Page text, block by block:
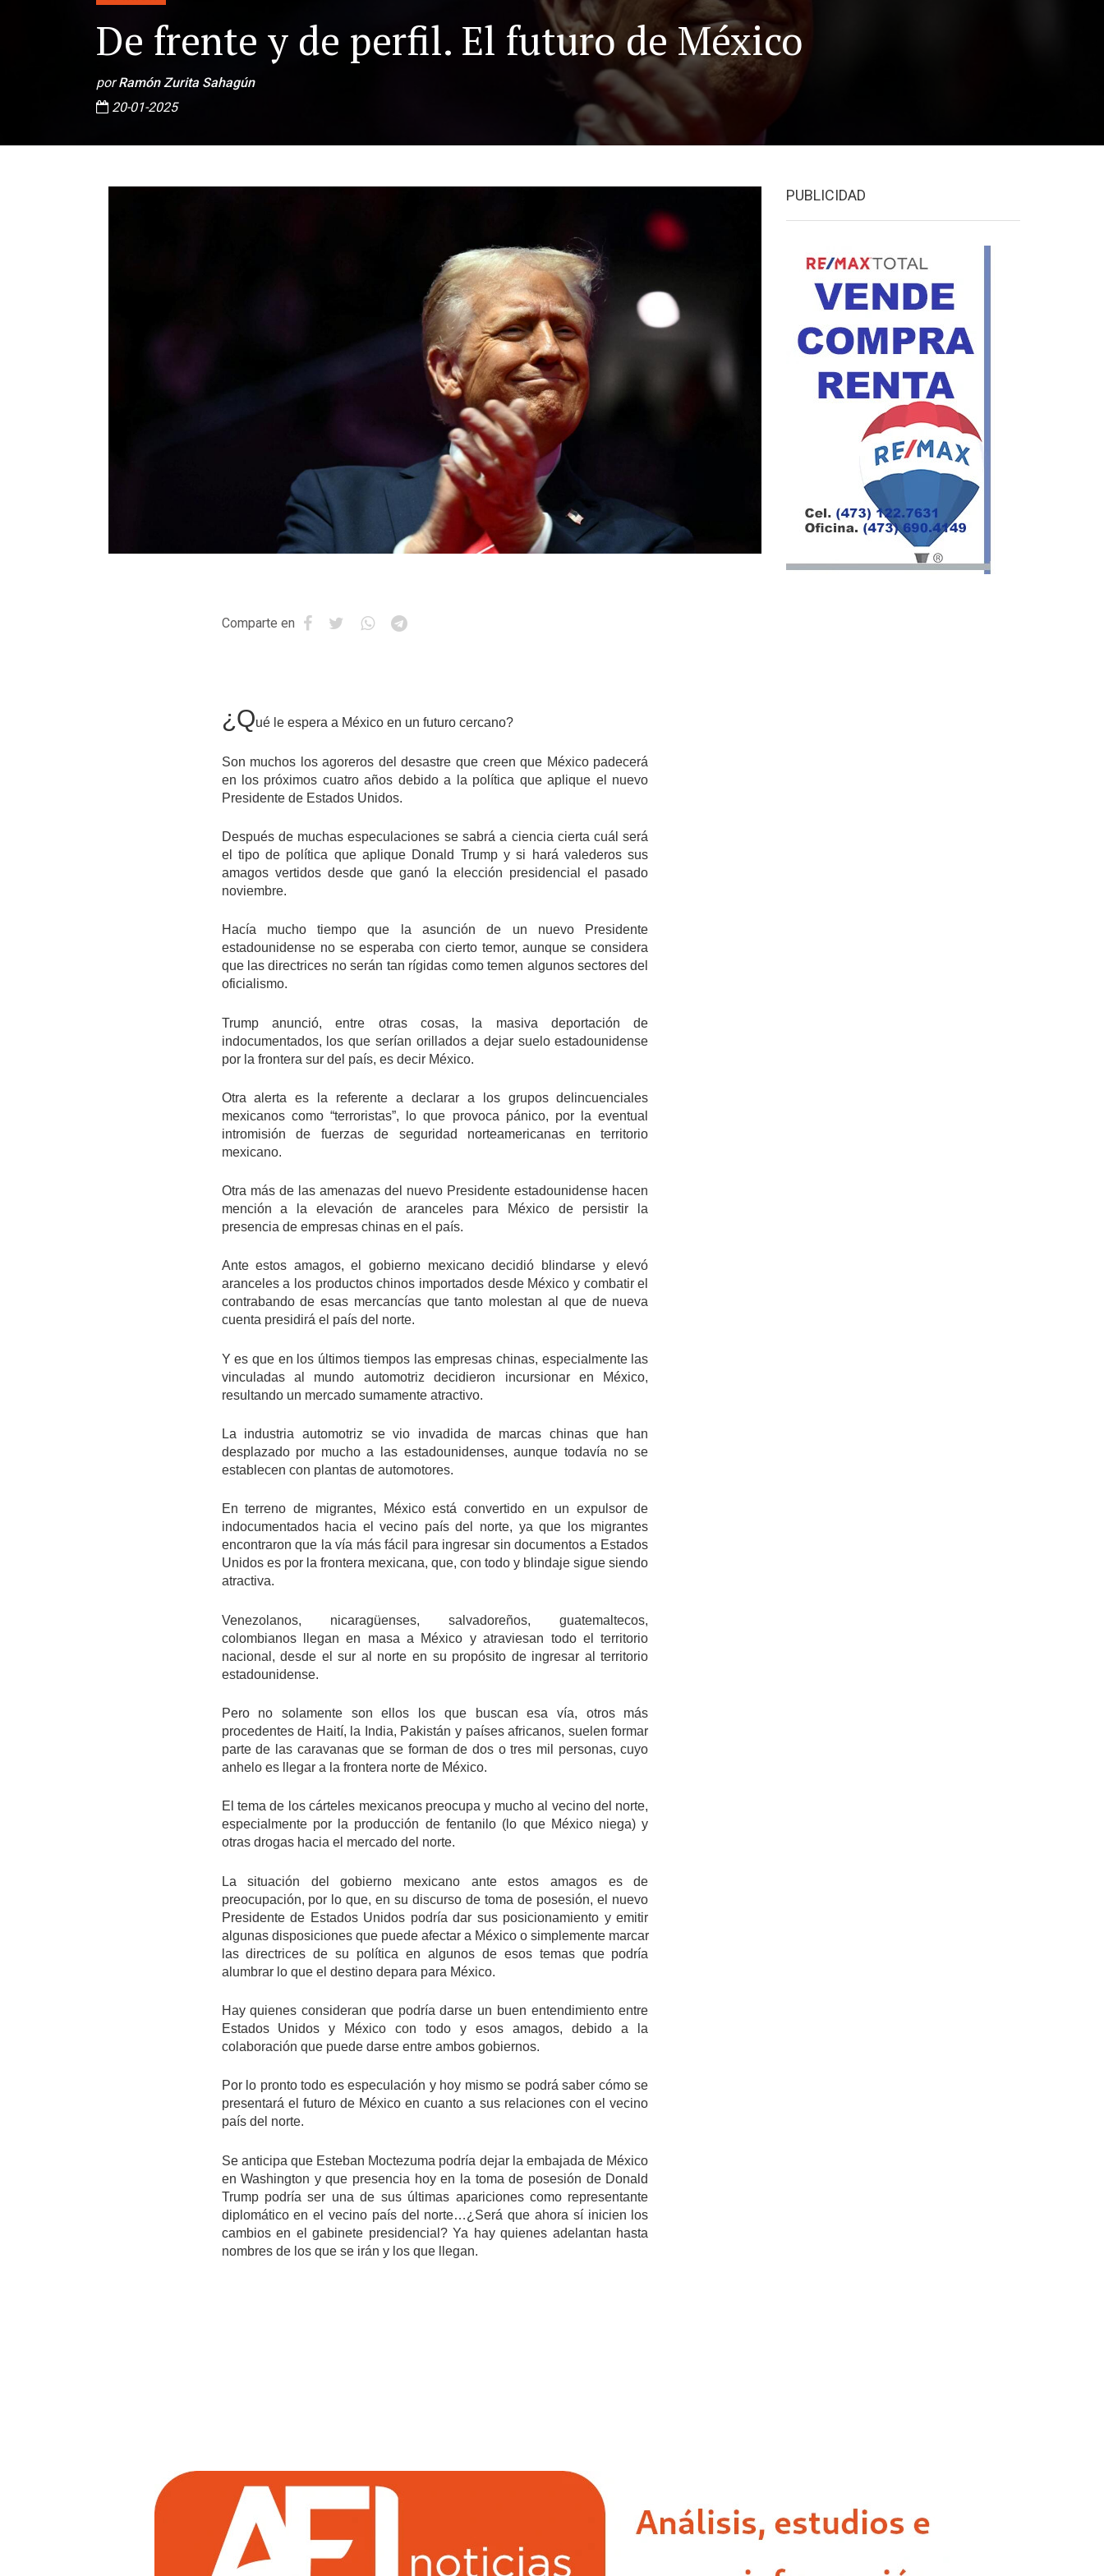
De frente y de perfil. El futuro de México
porRamón Zurita Sahagún
20-01-2025
Comparte en
¿Qué le espera a México en un futuro cercano?
Son muchos los agoreros del desastre que creen que México padecerá
en los próximos cuatro años debido a la política que aplique el nuevo
Presidente de Estados Unidos.
Después de muchas especulaciones se sabrá a ciencia cierta cuál será
el tipo de política que aplique Donald Trump y si hará valederos sus
amagos vertidos desde que ganó la elección presidencial el pasado
noviembre.
Hacía mucho tiempo que la asunción de un nuevo Presidente
estadounidense no se esperaba con cierto temor, aunque se considera
que las directrices no serán tan rígidas como temen algunos sectores del
oficialismo.
Trump anunció, entre otras cosas, la masiva deportación de
indocumentados, los que serían orillados a dejar suelo estadounidense
por la frontera sur del país, es decir México.
Otra alerta es la referente a declarar a los grupos delincuenciales
mexicanos como “terroristas”, lo que provoca pánico, por la eventual
intromisión de fuerzas de seguridad norteamericanas en territorio
mexicano.
Otra más de las amenazas del nuevo Presidente estadounidense hacen
mención a la elevación de aranceles para México de persistir la
presencia de empresas chinas en el país.
Ante estos amagos, el gobierno mexicano decidió blindarse y elevó
aranceles a los productos chinos importados desde México y combatir el
contrabando de esas mercancías que tanto molestan al que de nueva
cuenta presidirá el país del norte.
Y es que en los últimos tiempos las empresas chinas, especialmente las
vinculadas al mundo automotriz decidieron incursionar en México,
resultando un mercado sumamente atractivo.
La industria automotriz se vio invadida de marcas chinas que han
desplazado por mucho a las estadounidenses, aunque todavía no se
establecen con plantas de automotores.
En terreno de migrantes, México está convertido en un expulsor de
indocumentados hacia el vecino país del norte, ya que los migrantes
encontraron que la vía más fácil para ingresar sin documentos a Estados
Unidos es por la frontera mexicana, que, con todo y blindaje sigue siendo
atractiva.
Venezolanos, nicaragüenses, salvadoreños, guatemaltecos,
colombianos llegan en masa a México y atraviesan todo el territorio
nacional, desde el sur al norte en su propósito de ingresar al territorio
estadounidense.
Pero no solamente son ellos los que buscan esa vía, otros más
procedentes de Haití, la India, Pakistán y países africanos, suelen formar
parte de las caravanas que se forman de dos o tres mil personas, cuyo
anhelo es llegar a la frontera norte de México.
El tema de los cárteles mexicanos preocupa y mucho al vecino del norte,
especialmente por la producción de fentanilo (lo que México niega) y
otras drogas hacia el mercado del norte.
La situación del gobierno mexicano ante estos amagos es de
preocupación, por lo que, en su discurso de toma de posesión, el nuevo
Presidente de Estados Unidos podría dar sus posicionamiento y emitir
algunas disposiciones que puede afectar a México o simplemente marcar
las directrices de su política en algunos de esos temas que podría
alumbrar lo que el destino depara para México.
Hay quienes consideran que podría darse un buen entendimiento entre
Estados Unidos y México con todo y esos amagos, debido a la
colaboración que puede darse entre ambos gobiernos.
Por lo pronto todo es especulación y hoy mismo se podrá saber cómo se
presentará el futuro de México en cuanto a sus relaciones con el vecino
país del norte.
Se anticipa que Esteban Moctezuma podría dejar la embajada de México
en Washington y que presencia hoy en la toma de posesión de Donald
Trump podría ser una de sus últimas apariciones como representante
diplomático en el vecino país del norte…¿Será que ahora sí inicien los
cambios en el gabinete presidencial? Ya hay quienes adelantan hasta
nombres de los que se irán y los que llegan.
PUBLICIDAD